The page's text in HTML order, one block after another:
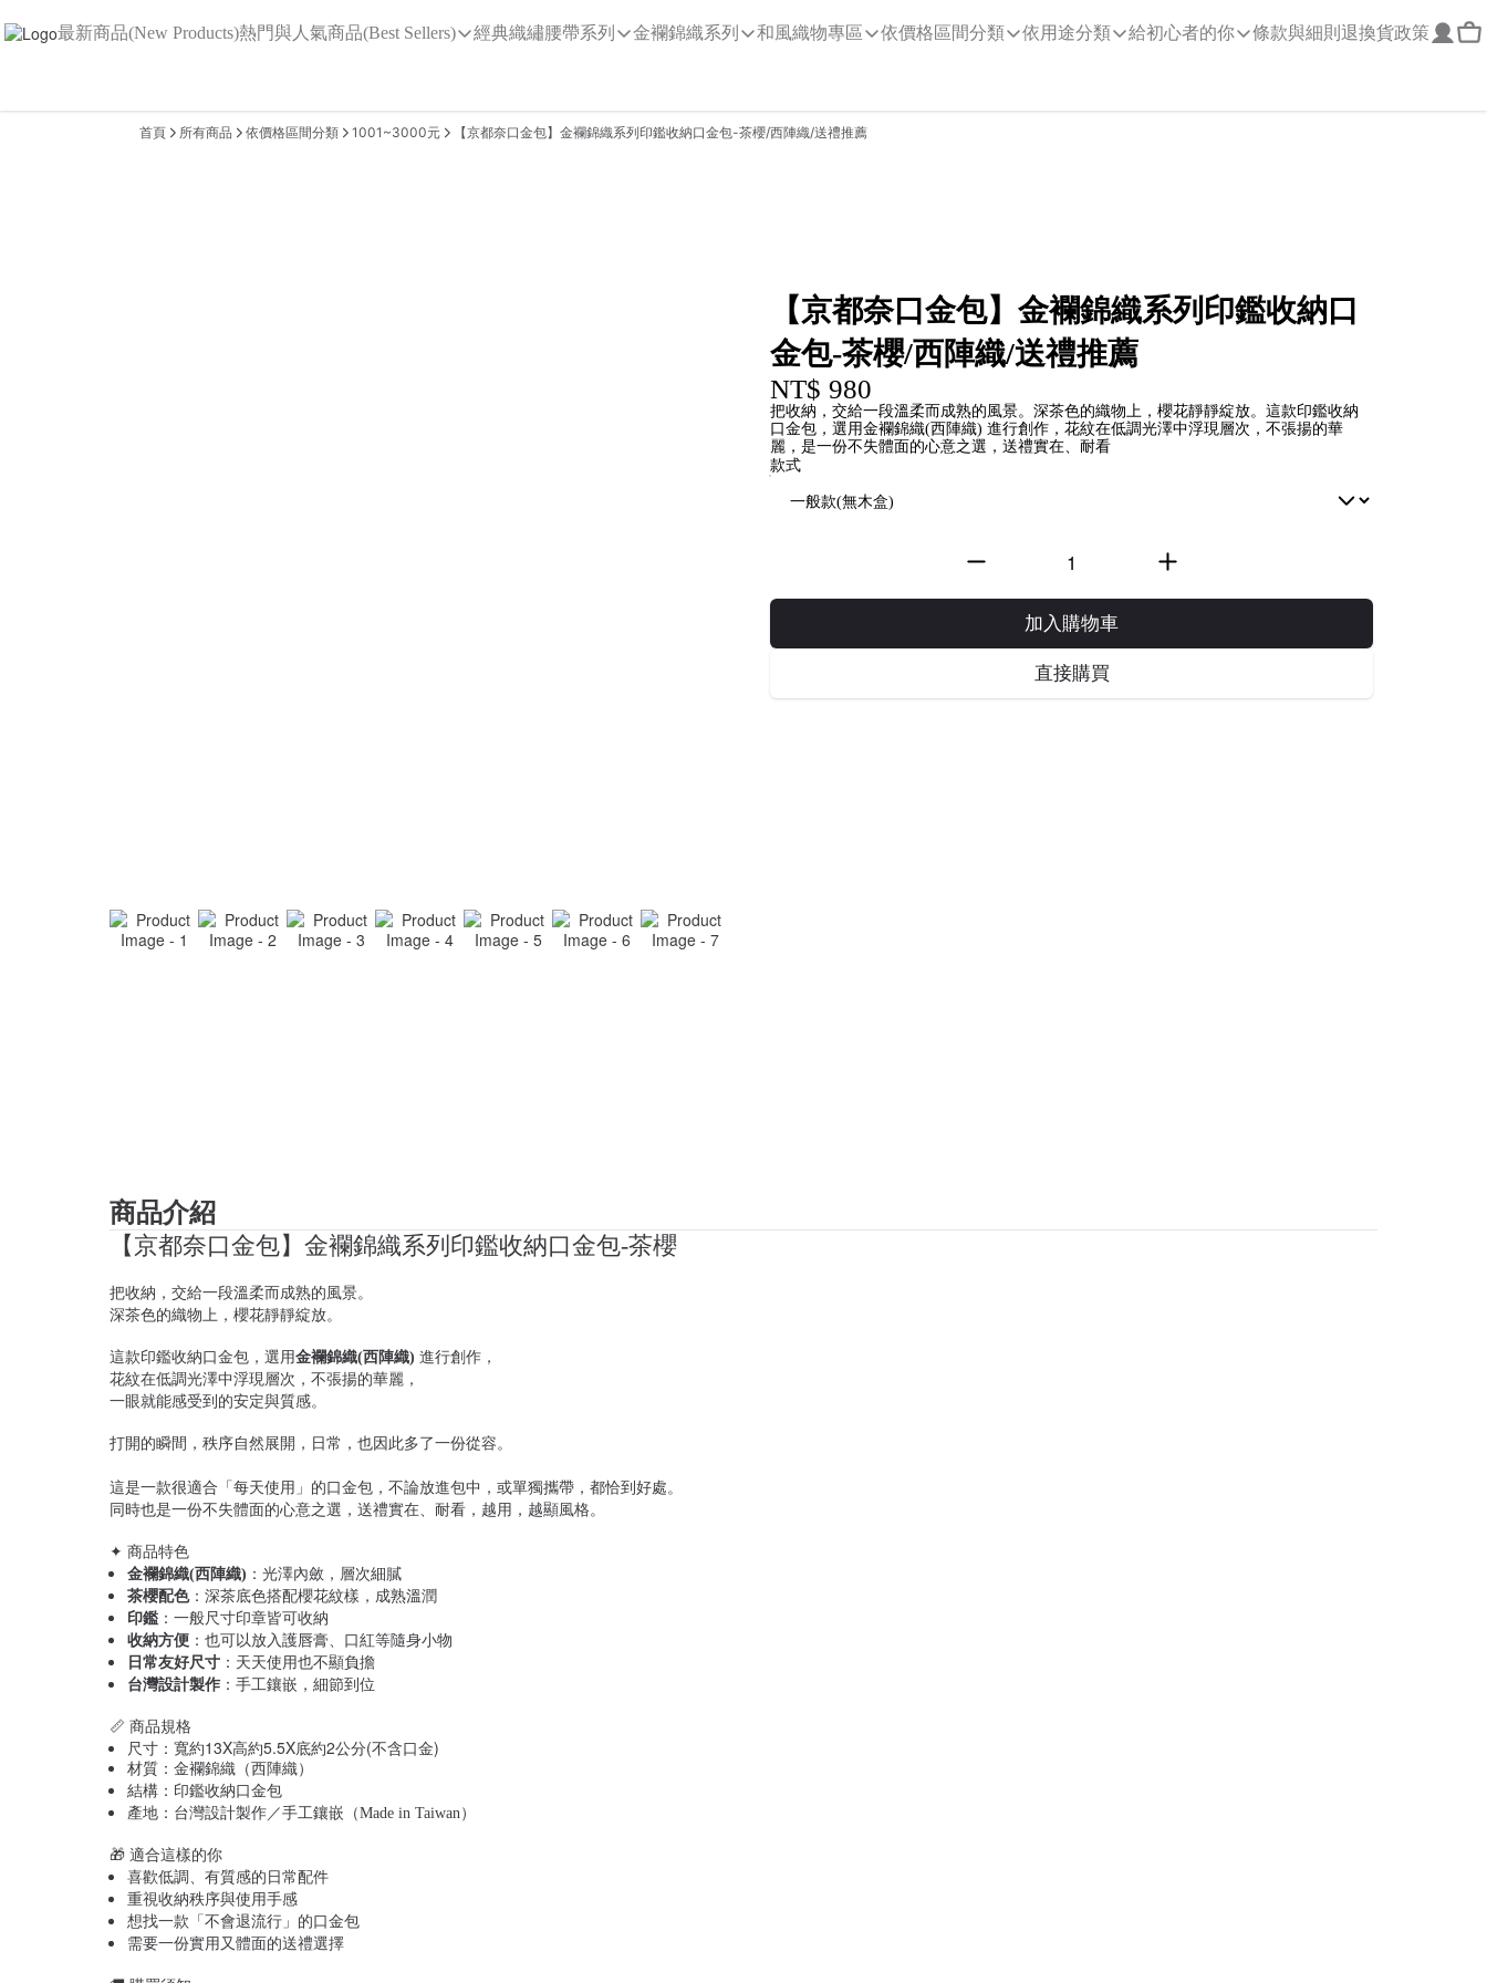
最新商品(New Products)熱門與人氣商品(Best Sellers) 經典織繡腰帶系列 金襴錦織系列 和風織物專區 依價格區間分類 依用途分類 給初心者的你 條款與細則 退換貨政策
首頁 所有商品 依價格區間分類 1001~3000元 【京都奈口金包】金襴錦織系列印鑑收納口金包-茶櫻/西陣織/送禮推薦
【京都奈口金包】金襴錦織系列印鑑收納口
金包-茶櫻/西陣織/送禮推薦
NT$ 980
把收納，交給一段溫柔而成熟的風景。深茶色的織物上，櫻花靜靜綻放。這款印鑑收納
口金包，選用金襴錦織(西陣織) 進行創作，花紋在低調光澤中浮現層次，不張揚的華
麗，是一份不失體面的心意之選，送禮實在、耐看
款式
加入購物車
直接購買
商品介紹
【京都奈口金包】金襴錦織系列印鑑收納口金包-茶櫻
把收納，交給一段溫柔而成熟的風景。
深茶色的織物上，櫻花靜靜綻放。
這款印鑑收納口金包，選用金襴錦織(西陣織) 進行創作，
花紋在低調光澤中浮現層次，不張揚的華麗，
一眼就能感受到的安定與質感。
打開的瞬間，秩序自然展開，日常，也因此多了一份從容。
這是一款很適合「每天使用」的口金包，不論放進包中，或單獨攜帶，都恰到好處。
同時也是一份不失體面的心意之選，送禮實在、耐看，越用，越顯風格。
✦ 商品特色
金襴錦織(西陣織) ：光澤內斂，層次細膩
茶櫻配色：深茶底色搭配櫻花紋樣，成熟溫潤
印鑑 ：一般尺寸印章皆可收納
收納方便 ：也可以放入護唇膏、口紅等隨身小物
日常友好尺寸 ：天天使用也不顯負擔
台灣設計製作 ：手工鑲嵌，細節到位
📏 商品規格
尺寸：寬約13X高約5.5X底約2公分(不含口金)
材質：金襴錦織（西陣織）
結構：印鑑收納口金包
產地：台灣設計製作／手工鑲嵌（Made in Taiwan）
🎁 適合這樣的你
喜歡低調、有質感的日常配件
重視收納秩序與使用手感
想找一款「不會退流行」的口金包
需要一份實用又體面的送禮選擇